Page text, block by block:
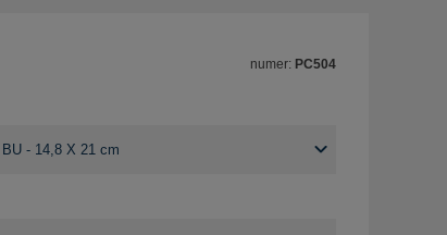
numer: PC504